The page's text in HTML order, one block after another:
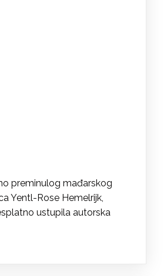
preminulog mađarskog
Yentl-Rose Hemelrijk,
ustupila autorska